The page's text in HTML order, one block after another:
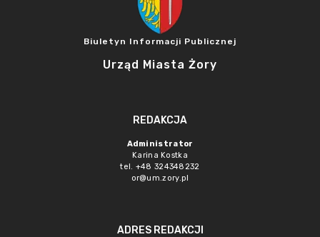
Biuletyn Informacji Publicznej
Urząd Miasta Żory
REDAKCJA
Administrator
Karina Kostka
tel. +48 324348232
or@um.zory.pl
ADRES REDAKCJI